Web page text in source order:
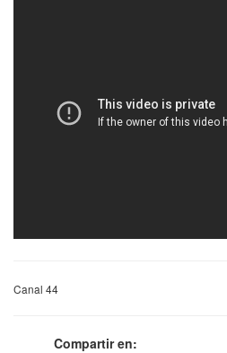
Canal 44
Compartir en: